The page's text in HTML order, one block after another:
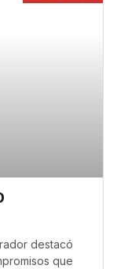
destacó
que